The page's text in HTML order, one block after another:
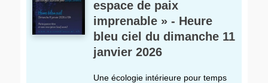
espace de paix
imprenable » - Heure
bleu ciel du dimanche 11
janvier 2026
Une écologie intérieure pour temps